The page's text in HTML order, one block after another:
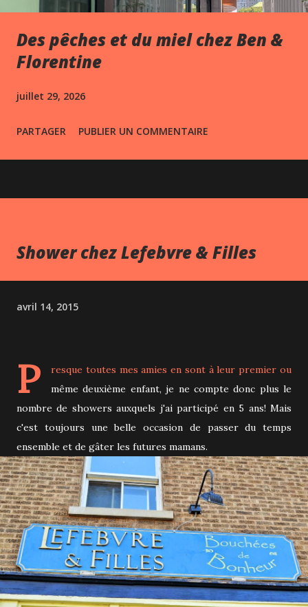
Des pêches et du miel chez Ben &
Florentine
juillet 29, 2026
PARTAGER PUBLIER UN COMMENTAIRE
Shower chez Lefebvre & Filles
avril 14, 2015
P
resque toutes mes amies en sont à leur premier ou
même deuxième enfant, je ne compte donc plus le
nombre de showers auxquels j'ai participé en 5 ans! Mais
c'est toujours une belle occasion de passer du temps
ensemble et de gâter les futures mamans.